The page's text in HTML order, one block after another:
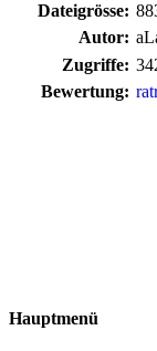
Dateigrösse:
Autor:
Zugriffe:
Bewertung:
Hauptmenü